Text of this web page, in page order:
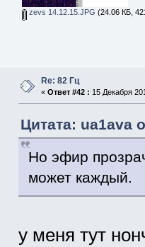
zevs 14.12.15.JPG (24.06 КБ,
Re: 82 Гц
« Ответ #42 : 15 Декабря
Цитата: ua1ava
Но эфир
может каждый.
у меня тут